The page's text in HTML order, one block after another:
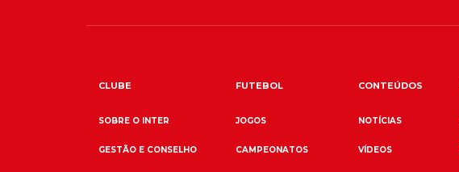
CLUBE
SOBRE O INTER
GESTÃO E CONSELHO
FUTEBOL
JOGOS
CAMPEONATOS
CONTEÚDOS
NOTÍCIAS
VÍDEOS